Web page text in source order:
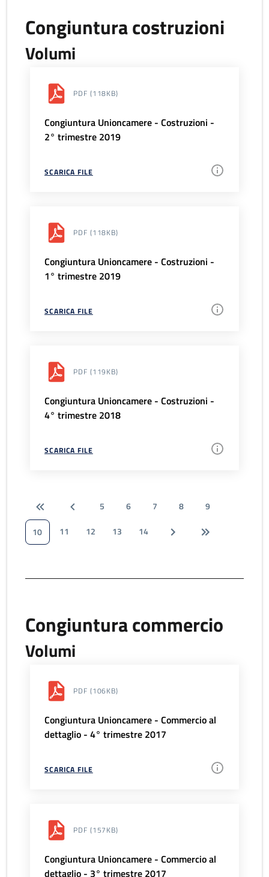
Congiuntura costruzioni
Volumi
PDF (118KB)
Congiuntura Unioncamere - Costruzioni -
2° trimestre 2019
SCARICA FILE
PDF (118KB)
Congiuntura Unioncamere - Costruzioni -
1° trimestre 2019
SCARICA FILE
PDF (119KB)
Congiuntura Unioncamere - Costruzioni -
4° trimestre 2018
SCARICA FILE
5 6 7 8
9
10
11 12 13 14
Congiuntura commercio
Volumi
PDF (106KB)
Congiuntura Unioncamere - Commercio al
dettaglio - 4° trimestre 2017
SCARICA FILE
PDF (157KB)
Congiuntura Unioncamere - Commercio al
dettaglio - 3° trimestre 2017